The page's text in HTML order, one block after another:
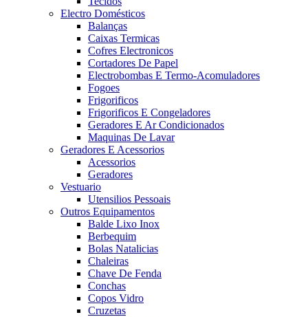
Electro Domésticos
Balanças
Caixas Termicas
Cofres Electronicos
Cortadores De Papel
Electrobombas E Termo-Acomuladores
Fogoes
Frigorificos
Frigorificos E Congeladores
Geradores E Ar Condicionados
Maquinas De Lavar
Geradores E Acessorios
Acessorios
Geradores
Vestuario
Utensilios Pessoais
Outros Equipamentos
Balde Lixo Inox
Berbequim
Bolas Natalicias
Chaleiras
Chave De Fenda
Conchas
Copos Vidro
Cruzetas